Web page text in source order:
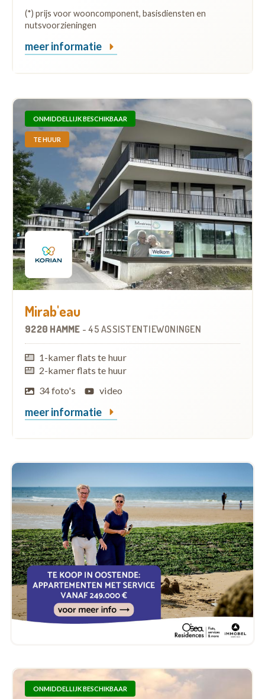
(*) prijs voor wooncomponent, basisdiensten en
nutsvoorzieningen
meer informatie
ONMIDDELLIJK BESCHIKBAAR
TE HUUR
Mirab'eau
9220 HAMME -45 ASSISTENTIEWONINGEN
1-kamer flats te huur
2-kamer flats te huur
34 foto's
video
meer informatie
ONMIDDELLIJK BESCHIKBAAR